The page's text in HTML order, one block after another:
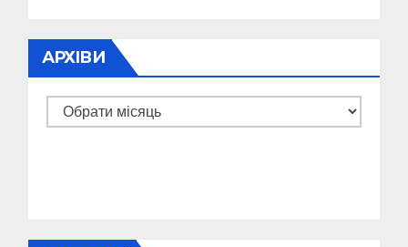
АРХІВИ
Архіви